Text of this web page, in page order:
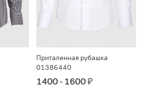
Приталенная рубашка
01386440
1400 - 1600₽